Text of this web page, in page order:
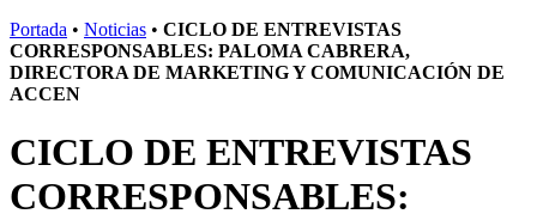
Portada • Noticias • CICLO DE ENTREVISTAS
CORRESPONSABLES: PALOMA CABRERA,
DIRECTORA DE MARKETING Y COMUNICACIÓN DE
ACCEN
CICLO DE ENTREVISTAS
CORRESPONSABLES: